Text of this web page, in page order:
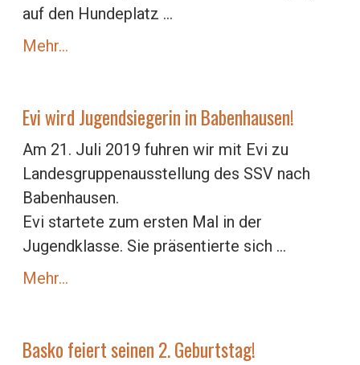
auf den Hundeplatz ...
Mehr…
Evi wird Jugendsiegerin in Babenhausen!
Am 21. Juli 2019 fuhren wir mit Evi zu
Landesgruppenausstellung des SSV nach
Babenhausen.
Evi startete zum ersten Mal in der
Jugendklasse. Sie präsentierte sich …
Mehr…
Basko feiert seinen 2. Geburtstag!